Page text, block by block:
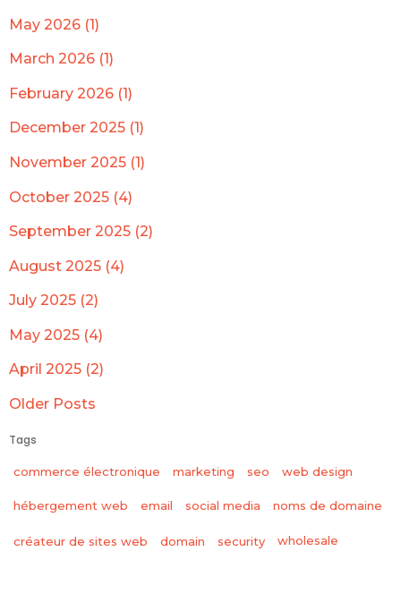
May 2026 (1)
March 2026 (1)
February 2026 (1)
December 2025 (1)
November 2025 (1)
October 2025 (4)
September 2025 (2)
August 2025 (4)
July 2025 (2)
May 2025 (4)
April 2025 (2)
Older Posts
Tags
commerce électronique marketing seo web design
hébergement web email social media noms de domaine
créateur de sites web domain security wholesale